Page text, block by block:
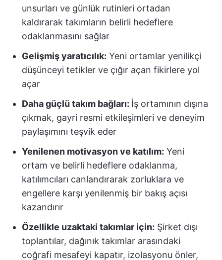
unsurları ve günlük rutinleri ortadan
kaldırarak takımların belirli hedeflere
odaklanmasını sağlar
Gelişmiş yaratıcılık: Yeni ortamlar yenilikçi
düşünceyi tetikler ve çığır açan fikirlere yol
açar
Daha güçlü takım bağları: İş ortamının dışına
çıkmak, gayri resmi etkileşimleri ve deneyim
paylaşımını teşvik eder
Yenilenen motivasyon ve katılım: Yeni
ortam ve belirli hedeflere odaklanma,
katılımcıları canlandırarak zorluklara ve
engellere karşı yenilenmiş bir bakış açısı
kazandırır
Özellikle uzaktaki takımlar için: Şirket dışı
toplantılar, dağınık takımlar arasındaki
coğrafi mesafeyi kapatır, izolasyonu önler,